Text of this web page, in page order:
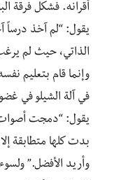
أقرانه. فشكل فرقة
يقول: “لم آخذ درساً
الذاتي، حيث لم
وإنما قام بتعليم
في آلة الشيلو في
بدت كلها متطابقة
وأريد الأفضل.”